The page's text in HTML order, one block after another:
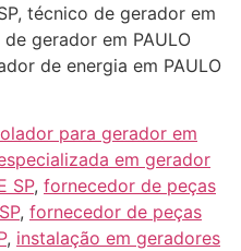
técnico de gerador em
de gerador em PAULO
de energia em PAULO
para gerador em
em gerador
SP, fornecedor de peças
, fornecedor de peças
, instalação em geradores